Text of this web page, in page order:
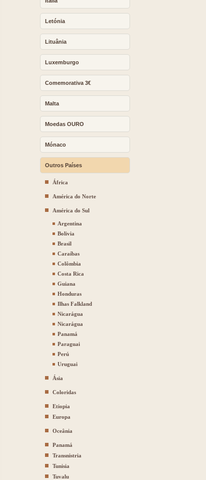
Letónia
Lituânia
Luxemburgo
Comemorativa 3€
Malta
Moedas OURO
Mónaco
Outros Países
África
América do Norte
América do Sul
Argentina
Bolivia
Brasil
Caraíbas
Colômbia
Costa Rica
Guiana
Honduras
Ilhas Falkland
Nicarágua
Nicarágua
Panamá
Paraguai
Perú
Uruguai
Ásia
Coloridas
Etiopia
Europa
Oceânia
Panamá
Transnistria
Tunisia
Tuvalu